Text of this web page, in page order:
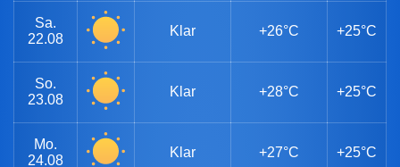
Sa.
22.08
Klar +26°C +25°C
So.
23.08
Klar +28°C +25°C
Mo.
24.08
Klar +27°C +25°C